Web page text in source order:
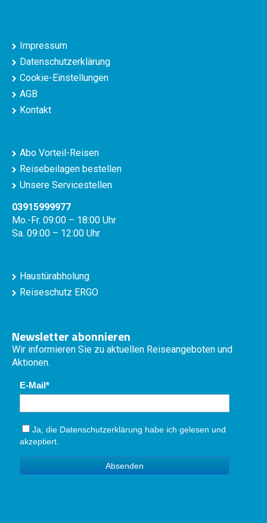
Impressum
Datenschutzerklärung
Cookie-Einstellungen
AGB
Kontakt
Abo Vorteil-Reisen
Reisebeilagen bestellen
Unsere Servicestellen
03915999977
Mo.-Fr. 09:00 – 18:00 Uhr
Sa. 09:00 – 12:00 Uhr
Haustürabholung
Reiseschutz ERGO
Newsletter abonnieren
Wir informieren Sie zu aktuellen Reiseangeboten und
Aktionen.
E-Mail
Ja, die Datenschutzerklärung habe ich gelesen und
akzeptiert.
Absenden